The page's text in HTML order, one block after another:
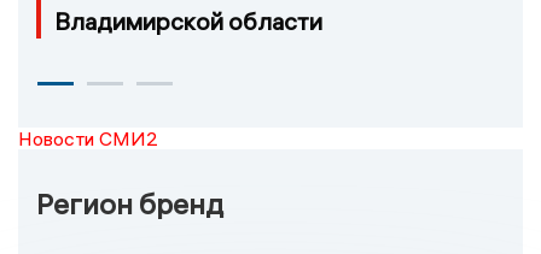
Владимирской области
Новости СМИ2
Регион бренд